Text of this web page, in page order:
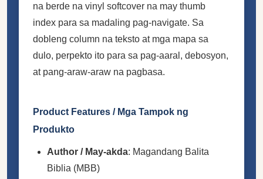
na berde na vinyl softcover na may thumb
index para sa madaling pag-navigate. Sa
dobleng column na teksto at mga mapa sa
dulo, perpekto ito para sa pag-aaral, debosyon,
at pang-araw-araw na pagbasa.
Product Features / Mga Tampok ng
Produkto
Author / May-akda: Magandang Balita
Biblia (MBB)